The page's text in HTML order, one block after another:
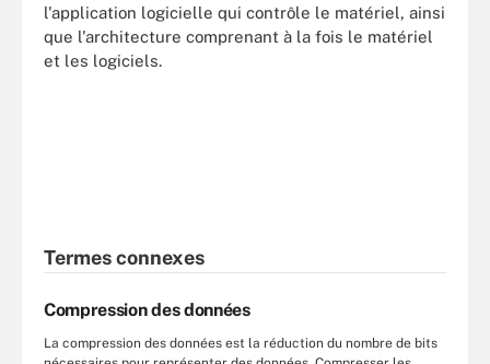
l'application logicielle qui contrôle le matériel, ainsi
que l'architecture comprenant à la fois le matériel
et les logiciels.
Termes connexes
Compression des données
La compression des données est la réduction du nombre de bits